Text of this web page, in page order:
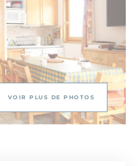
VOIR PLUS DE PHOTOS